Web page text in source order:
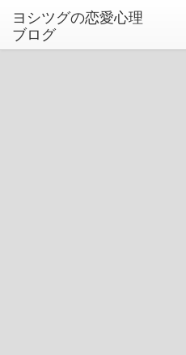
ヨシツグの恋愛心理
ブログ